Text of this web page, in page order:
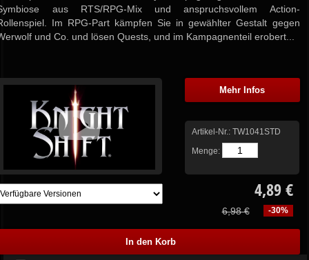
aus RTS/RPG-Mix und anspruchsvollem Action-
Im RPG-Part kämpfen Sie in gewählter Gestalt gegen
und Co. und lösen Quests, und im Kampagnenteil erobert...
Mehr Infos
Artikel-Nr.: TW1041STD
Menge:
4,89 €
-30%
6,98 €